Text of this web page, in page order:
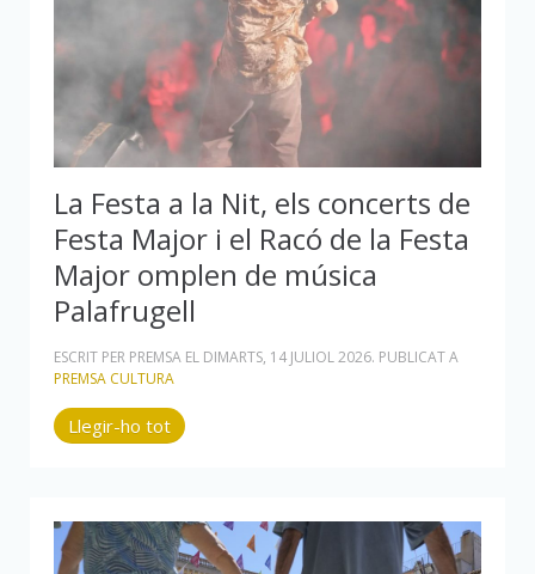
La Festa a la Nit, els concerts de
Festa Major i el Racó de la Festa
Major omplen de música
Palafrugell
ESCRIT PER PREMSA EL DIMARTS, 14 JULIOL 2026. PUBLICAT A
PREMSA CULTURA
Llegir-ho tot